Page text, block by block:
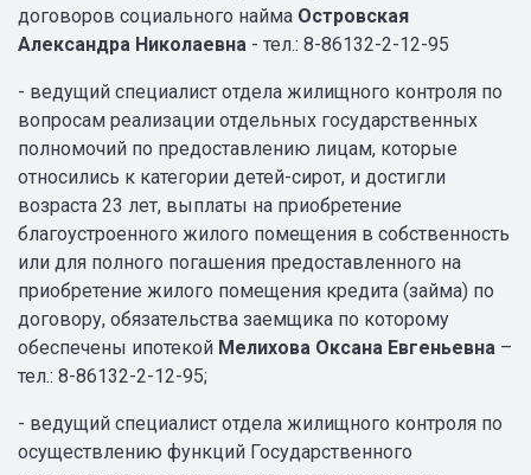
договоров социального найма Островская
Александра Николаевна - тел.: 8-86132-2-12-95
- ведущий специалист отдела жилищного контроля по
вопросам реализации отдельных государственных
полномочий по предоставлению лицам, которые
относились к категории детей-сирот, и достигли
возраста 23 лет, выплаты на приобретение
благоустроенного жилого помещения в собственность
или для полного погашения предоставленного на
приобретение жилого помещения кредита (займа) по
договору, обязательства заемщика по которому
обеспечены ипотекой Мелихова Оксана Евгеньевна –
тел.: 8-86132-2-12-95;
- ведущий специалист отдела жилищного контроля по
осуществлению функций Государственного